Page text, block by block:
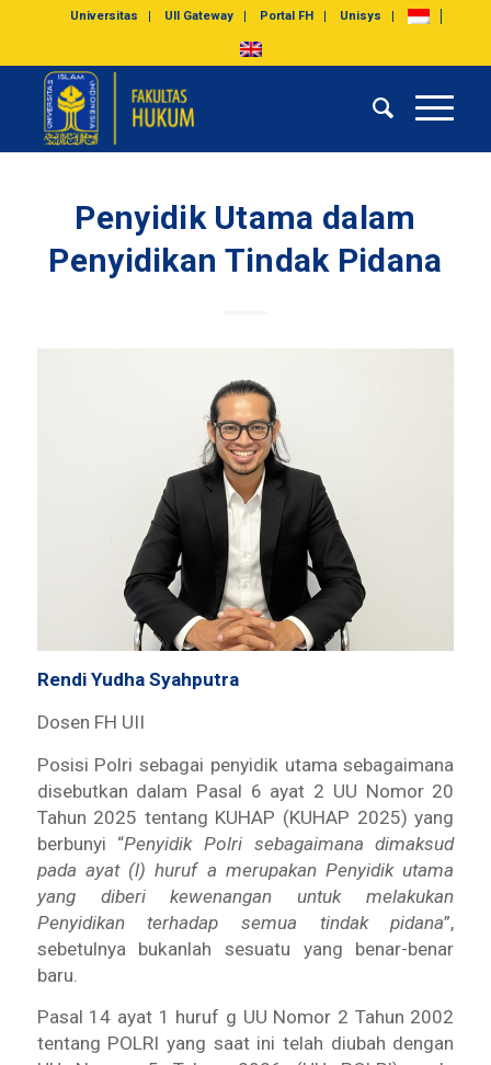
Universitas UII Gateway Portal FH Unisys
Penyidik Utama dalam
Penyidikan Tindak Pidana
Rendi Yudha Syahputra
Dosen FH UII
Posisi Polri sebagai penyidik utama sebagaimana
disebutkan dalam Pasal 6 ayat 2 UU Nomor 20
Tahun 2025 tentang KUHAP (KUHAP 2025) yang
berbunyi “Penyidik Polri sebagaimana dimaksud
pada ayat (l) huruf a merupakan Penyidik utama
yang diberi kewenangan untuk melakukan
Penyidikan terhadap semua tindak pidana”,
sebetulnya bukanlah sesuatu yang benar-benar
baru.
Pasal 14 ayat 1 huruf g UU Nomor 2 Tahun 2002
tentang POLRI yang saat ini telah diubah dengan